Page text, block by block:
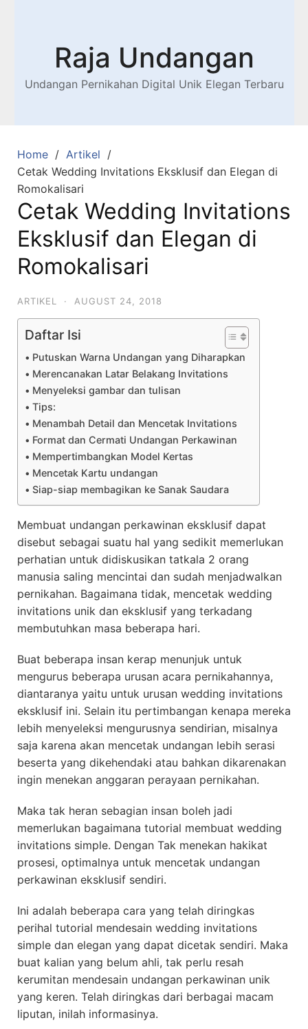
Raja Undangan
Undangan Pernikahan Digital Unik Elegan Terbaru
Home
Artikel
Cetak Wedding Invitations Eksklusif dan Elegan di
Romokalisari
Cetak Wedding Invitations
Eksklusif dan Elegan di
Romokalisari
ARTIKEL · AUGUST 24, 2018
Daftar Isi
Putuskan Warna Undangan yang Diharapkan
Merencanakan Latar Belakang Invitations
Menyeleksi gambar dan tulisan
Tips:
Menambah Detail dan Mencetak Invitations
Format dan Cermati Undangan Perkawinan
Mempertimbangkan Model Kertas
Mencetak Kartu undangan
Siap-siap membagikan ke Sanak Saudara
Membuat undangan perkawinan eksklusif dapat
disebut sebagai suatu hal yang sedikit memerlukan
perhatian untuk didiskusikan tatkala 2 orang
manusia saling mencintai dan sudah menjadwalkan
pernikahan. Bagaimana tidak, mencetak wedding
invitations unik dan eksklusif yang terkadang
membutuhkan masa beberapa hari.
Buat beberapa insan kerap menunjuk untuk
mengurus beberapa urusan acara pernikahannya,
diantaranya yaitu untuk urusan wedding invitations
eksklusif ini. Selain itu pertimbangan kenapa mereka
lebih menyeleksi mengurusnya sendirian, misalnya
saja karena akan mencetak undangan lebih serasi
beserta yang dikehendaki atau bahkan dikarenakan
ingin menekan anggaran perayaan pernikahan.
Maka tak heran sebagian insan boleh jadi
memerlukan bagaimana tutorial membuat wedding
invitations simple. Dengan Tak menekan hakikat
prosesi, optimalnya untuk mencetak undangan
perkawinan eksklusif sendiri.
Ini adalah beberapa cara yang telah diringkas
perihal tutorial mendesain wedding invitations
simple dan elegan yang dapat dicetak sendiri. Maka
buat kalian yang belum ahli, tak perlu resah
kerumitan mendesain undangan perkawinan unik
yang keren. Telah diringkas dari berbagai macam
liputan, inilah informasinya.